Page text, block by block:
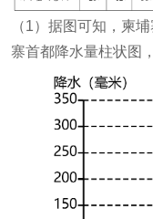
（1）据图可知，柬
寨首都降水量柱状图